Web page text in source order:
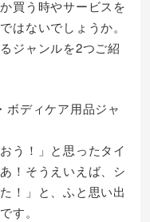
買う時やサービスを
はないでしょうか。
ジャンルを2つご紹
ボディケア用品ジャ
う！」と思ったタイ
！そうえいえば、シ
！」と、ふと思い出
す。